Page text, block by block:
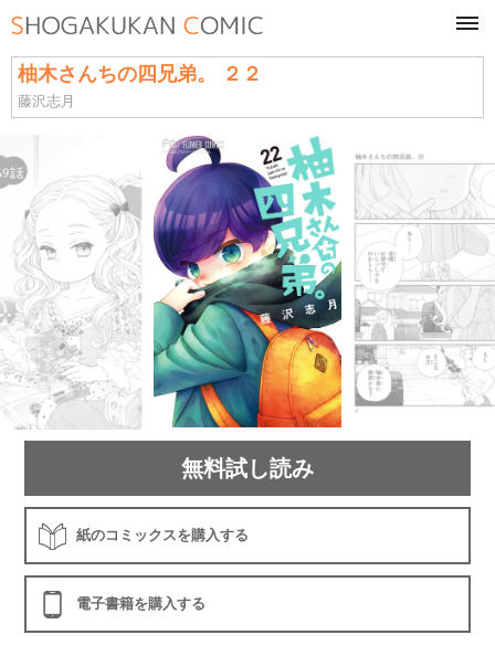
柚木さんちの四兄弟。 ２２
藤沢志月
無料試し読み
紙のコミックスを購入する
電子書籍を購入する